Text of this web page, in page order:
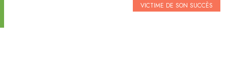
VICTIME DE SON SUCCÈS